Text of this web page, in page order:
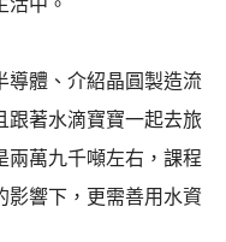
活中。
導體、介紹晶圓製造流
跟著水滴寶寶一起去旅
兩萬九千噸左右，課程
影響下，更需善用水資